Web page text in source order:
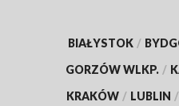
BIAŁYSTOK /
GORZÓW WLKP. /
KRAKÓW / LUBLIN /